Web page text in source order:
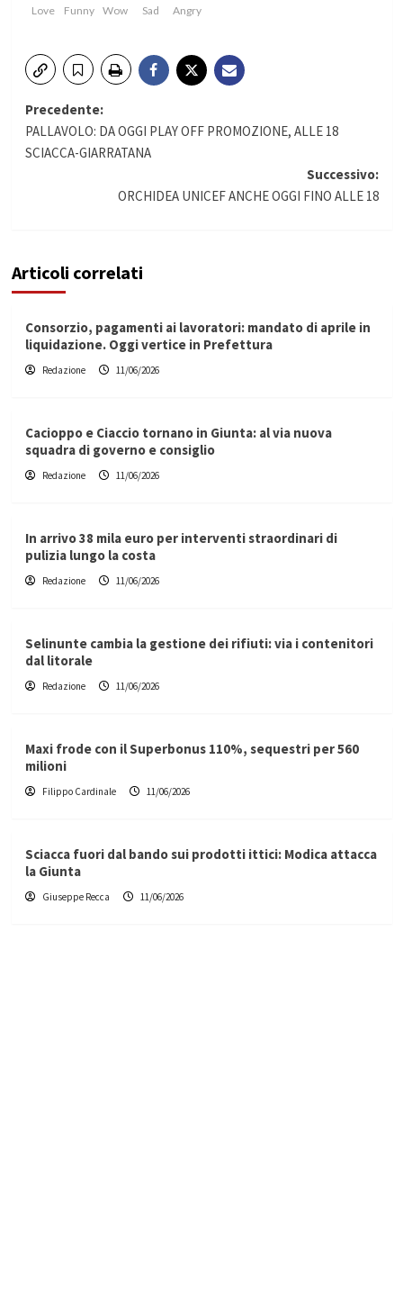
Love Funny Wow Sad Angry
Navigazione
articolo
Precedente:
PALLAVOLO: DA OGGI PLAY OFF PROMOZIONE, ALLE 18
SCIACCA-GIARRATANA
Successivo:
ORCHIDEA UNICEF ANCHE OGGI FINO ALLE 18
Articoli correlati
Consorzio, pagamenti ai lavoratori: mandato di aprile in
liquidazione. Oggi vertice in Prefettura
Redazione 11/06/2026
Cacioppo e Ciaccio tornano in Giunta: al via nuova
squadra di governo e consiglio
Redazione 11/06/2026
In arrivo 38 mila euro per interventi straordinari di
pulizia lungo la costa
Redazione 11/06/2026
Selinunte cambia la gestione dei rifiuti: via i contenitori
dal litorale
Redazione 11/06/2026
Maxi frode con il Superbonus 110%, sequestri per 560
milioni
Filippo Cardinale 11/06/2026
Sciacca fuori dal bando sui prodotti ittici: Modica attacca
la Giunta
Giuseppe Recca 11/06/2026